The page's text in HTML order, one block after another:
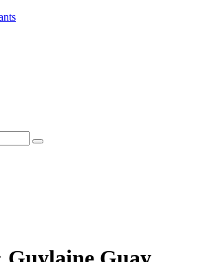
Rechercher